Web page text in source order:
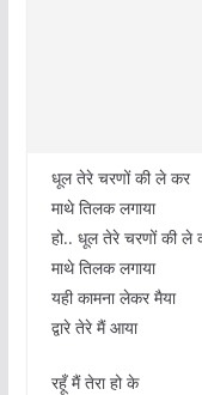
धूल तेरे चरणों की ले कर
माथे तिलक लगाया
हो.. धूल तेरे चरणों की ले
माथे तिलक लगाया
यही कामना लेकर मैया
द्वारे तेरे मैं आया
रहूँ मैं तेरा हो के